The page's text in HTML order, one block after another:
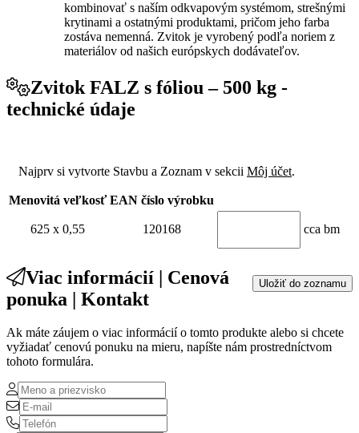
kombinovať s naším odkvapovým systémom, strešnými
krytinami a ostatnými produktami, pričom jeho farba
zostáva nemenná. Zvitok je vyrobený podľa noriem z
materiálov od našich európskych dodávateľov.
Zvitok FALZ s fóliou – 500 kg -
technické údaje
Najprv si vytvorte Stavbu a Zoznam v sekcii Môj účet.
Menovitá veľkosť EAN číslo výrobku
625 x 0,55 120168 cca bm
Uložiť do zoznamu
Viac informácií | Cenová
ponuka | Kontakt
Ak máte záujem o viac informácií o tomto produkte alebo si chcete
vyžiadať cenovú ponuku na mieru, napíšte nám prostredníctvom
tohoto formulára.